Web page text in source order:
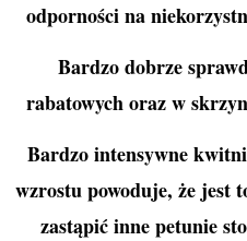
odporności na
Bardzo dobrze
rabatowych oraz w
Bardzo intensywne
wzrostu powoduje, że jest
zastąpić inne petunie